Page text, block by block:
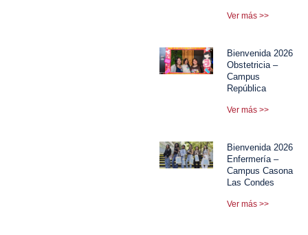
Ver más >>
Bienvenida 2026
Obstetricia –
Campus
República
Ver más >>
Bienvenida 2026
Enfermería –
Campus Casona
Las Condes
Ver más >>